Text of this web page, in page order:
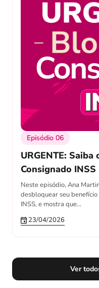
Episódio 06
URGENTE:
Consignado INSS
Neste episódio, Ana
desbloquear seu
INSS, e mostra que…
23/04/2026
Ver